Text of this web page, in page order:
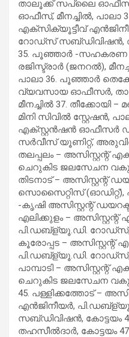
താലൂക്ക് സപ്ലൈ
ഓഫീസ്, മീനച്ചില്‍, പാലാ
എക്സിക്യൂട്ടീവ്
റോഡ്സ് സബ്ഡിവിഷന്‍,
35. പൂഞ്ഞാര്‍ -സഹകരണ
രജിസ്ട്രാര്‍ (ജനറല്‍),
പാലാ 36. പൂഞ്ഞാര്‍
വ്യവസായ ഓഫീസര്‍,
മീനച്ചില്‍ 37.
മിനി സിവില്‍ സ്റ്റേഷന്‍,
എക്സ്റ്റന്‍ഷന്‍ ഓഫീസര്‍
സര്‍വീസ് യൂണിറ്റ്,
തലപ്പലം – അസിസ്റ്റന്റ്
ചെറുകിട ജലസേചന
തിടനാട് – അസിസ്റ്റന്റ്
സൊസൈറ്റിസ് (ഓഡിറ്റ്),
-കൃഷി അസിസ്റ്റന്റ്
എലിക്കുളം –
പി.ഡബ്ള്യൂ.ഡി. റോഡ്സ്,
കൂരോപ്പട – അസിസ്റ്റന്റ്
പി.ഡബ്ള്യൂ.ഡി. റോഡ്സ്,
പാമ്പാടി – അസിസ്റ്റന്റ്
ചെറുകിട ജലസേചന
45. പള്ളിക്കത്തോട് –
എന്‍ജിനീയര്‍,
സബ്ഡിവിഷന്‍, കോട്ടയം
തഹസീല്‍ദാര്‍, കോട്ടയം